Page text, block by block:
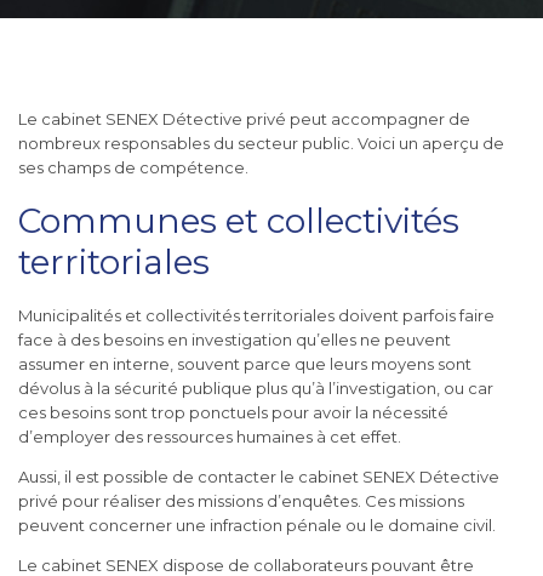
Le cabinet SENEX Détective privé peut accompagner de
nombreux responsables du secteur public. Voici un aperçu de
ses champs de compétence.
Communes et collectivités
territoriales
Municipalités et collectivités territoriales doivent parfois faire
face à des besoins en investigation qu’elles ne peuvent
assumer en interne, souvent parce que leurs moyens sont
dévolus à la sécurité publique plus qu’à l’investigation, ou car
ces besoins sont trop ponctuels pour avoir la nécessité
d’employer des ressources humaines à cet effet.
Aussi, il est possible de contacter le cabinet SENEX Détective
privé pour réaliser des missions d’enquêtes. Ces missions
peuvent concerner une infraction pénale ou le domaine civil.
Le cabinet SENEX dispose de collaborateurs pouvant être